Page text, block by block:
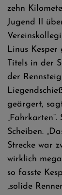
zehn
Jugend II
Linus
Titels in der
der
geärgert,
Scheiben.
Strecke war
wirklich
so fasste
„solide